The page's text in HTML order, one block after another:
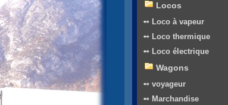
Locos
➻ Loco à vapeur
➻ Loco thermique
➻ Loco électrique
Wagons
➻ voyageur
➻ Marchandise